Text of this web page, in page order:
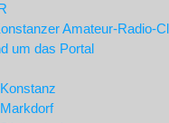
Amateur-Radio-
um das Portal